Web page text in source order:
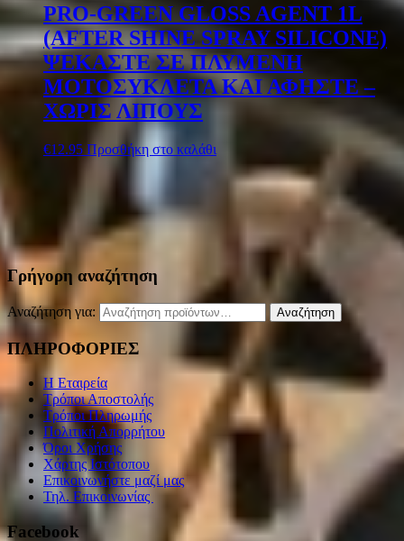
PRO-GREEN GLOSS AGENT 1L
(AFTER SHINE SPRAY SILICONE)
ΨΕΚΑΣΤΕ ΣΕ ΠΛΥΜΕΝΗ
ΜΟΤΟΣΥΚΛΕΤΑ ΚΑΙ ΑΦΗΣΤΕ –
ΧΩΡΙΣ ΛΙΠΟΥΣ
€12.95 Προσθήκη στο καλάθι
Γρήγορη αναζήτηση
Αναζήτηση για: Αναζήτηση
ΠΛΗΡΟΦΟΡΙΕΣ
Η Εταιρεία
Τρόποι Αποστολής
Τρόποι Πληρωμής
Πολιτική Απορρήτου
Όροι Χρήσης
Χάρτης Ιστότοπου
Επικοινωνήστε μαζί μας
Τηλ. Επικοινωνίας
Facebook